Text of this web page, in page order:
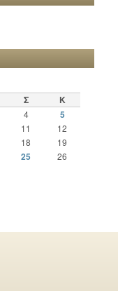
Σ
Κ
4
5
11 12
18
19
25 26